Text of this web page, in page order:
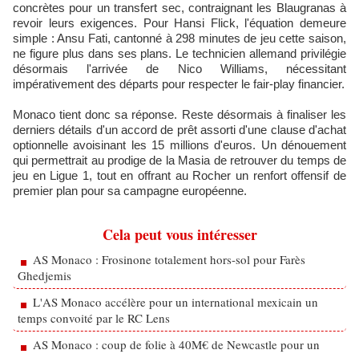
concrètes pour un transfert sec, contraignant les Blaugranas à
revoir leurs exigences. Pour Hansi Flick, l'équation demeure
simple : Ansu Fati, cantonné à 298 minutes de jeu cette saison,
ne figure plus dans ses plans. Le technicien allemand privilégie
désormais l'arrivée de Nico Williams, nécessitant
impérativement des départs pour respecter le fair-play financier.
Monaco tient donc sa réponse. Reste désormais à finaliser les
derniers détails d'un accord de prêt assorti d'une clause d'achat
optionnelle avoisinant les 15 millions d'euros. Un dénouement
qui permettrait au prodige de la Masia de retrouver du temps de
jeu en Ligue 1, tout en offrant au Rocher un renfort offensif de
premier plan pour sa campagne européenne.
Cela peut vous intéresser
AS Monaco : Frosinone totalement hors-sol pour Farès
Ghedjemis
L'AS Monaco accélère pour un international mexicain un
temps convoité par le RC Lens
AS Monaco : coup de folie à 40M€ de Newcastle pour un